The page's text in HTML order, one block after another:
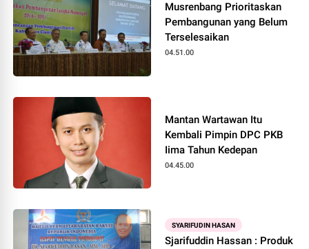
Musrenbang Prioritaskan
Pembangunan yang Belum
Terselesaikan
04.51.00
Mantan Wartawan Itu
Kembali Pimpin DPC PKB
Iima Tahun Kedepan
04.45.00
SYARIFUDIN HASAN
Sjarifuddin Hassan : Produk